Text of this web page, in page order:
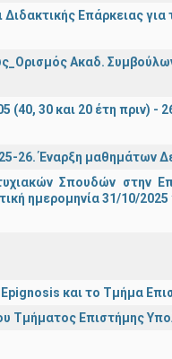
Επάρκειας για
Ακαδ.
30 και 20 έτη πριν) -
26. Έναρξη μαθημάτων
Σπουδών στην
ημερομηνία 31/10/
και το Τμήμα
Τμήματος Επιστήμης